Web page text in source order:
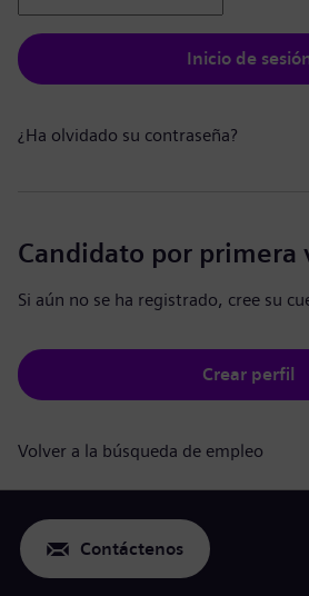
Inicio de
¿Ha olvidado su contraseña?
Candidato por primera
Si aún no se ha registrado, cree su
Crear perfil
Volver a la búsqueda de empleo
Contáctenos